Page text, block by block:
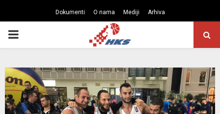
Dokumenti O nama Mediji Arhiva
PRIMARY